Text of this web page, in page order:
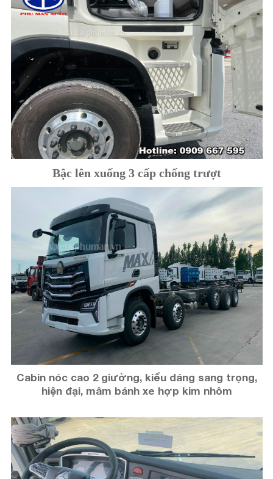
Bậc lên xuống 3 cấp chống trượt
Cabin nóc cao 2 giường, kiểu dáng sang trọng,
hiện đại, mâm bánh xe hợp kim nhôm